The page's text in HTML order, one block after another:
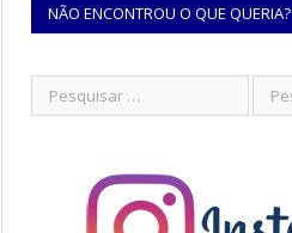
NÃO ENCONTROU O QUE QUERIA?